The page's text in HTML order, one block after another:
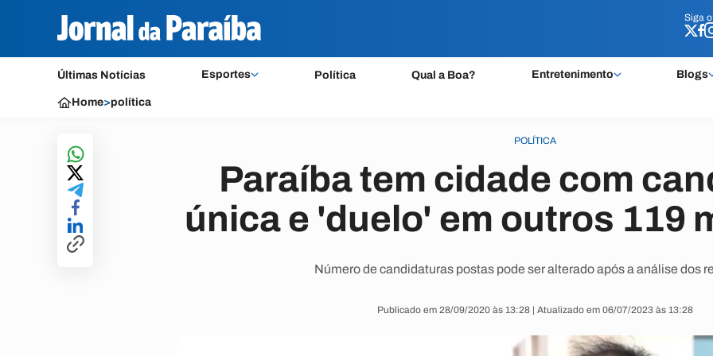
Siga o
Últimas Notícias Esportes Política Qual a Boa? Entretenimento Blogs
Siga o
Home>política
POLÍTICA
Paraíba tem cidade com
única e 'duelo' em outros 119
Número de candidaturas postas pode ser alterado após a análise dos
Publicado em 28/09/2020 às 13:28 | Atualizado em 06/07/2023 às 13:28